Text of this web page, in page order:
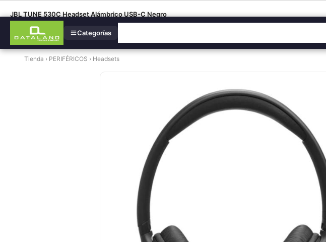
Categorías
JBL TUNE 530C Headset Alámbrico USB-C Negro
Tienda › PERIFÉRICOS › Headsets